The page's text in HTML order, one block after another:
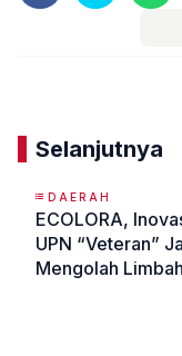
Selanjutnya
DAERAH
ECOLORA,
UPN “Veteran”
Mengolah